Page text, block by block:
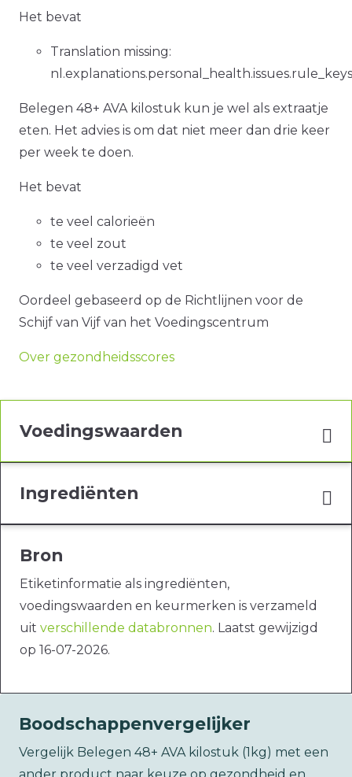
Het bevat
Translation missing:
Belegen 48+ AVA kilostuk kun je wel als extraatje
eten. Het advies is om dat niet meer dan drie keer
per week te doen.
Het bevat
te veel calorieën
te veel zout
te veel verzadigd vet
Oordeel gebaseerd op de Richtlijnen voor de
Schijf van Vijf van het Voedingscentrum
Over gezondheidsscores
Voedingswaarden
Ingrediënten
Bron
Etiketinformatie als ingrediënten,
voedingswaarden en keurmerken is verzameld
uit verschillende databronnen. Laatst gewijzigd
op 16-07-2026.
Boodschappenvergelijker
Vergelijk Belegen 48+ AVA kilostuk (1kg) met een